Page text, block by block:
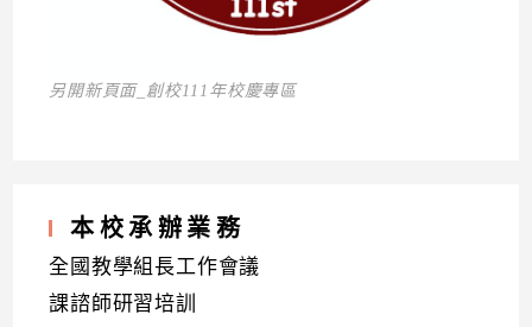
另開新頁面_創校111年校慶專區
本校承辦業務
全國教學組長工作會議
課諮師研習培訓